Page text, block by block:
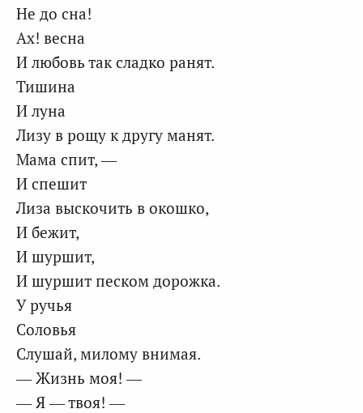
Не до сна!
Ах! весна
И любовь так сладко ранят.
Тишина
И луна
Лизу в рощу к другу манят.
Мама спит, —
И спешит
Лиза выскочить в окошко,
И бежит,
И шуршит,
И шуршит песком дорожка.
У ручья
Соловья
Слушай, милому внимая.
— Жизнь моя! —
— Я — твоя! —